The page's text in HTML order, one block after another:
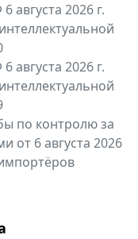
августа 2026 г.
августа 2026 г.
по контролю за
от 6 августа 2026